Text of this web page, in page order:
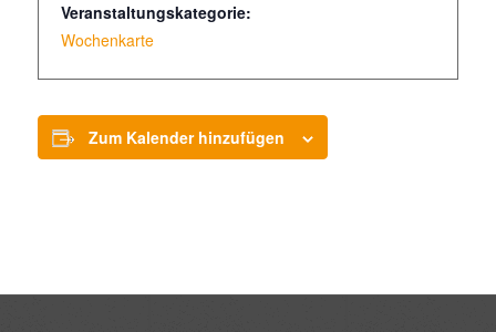
Veranstaltungskategorie:
Wochenkarte
Zum Kalender hinzufügen